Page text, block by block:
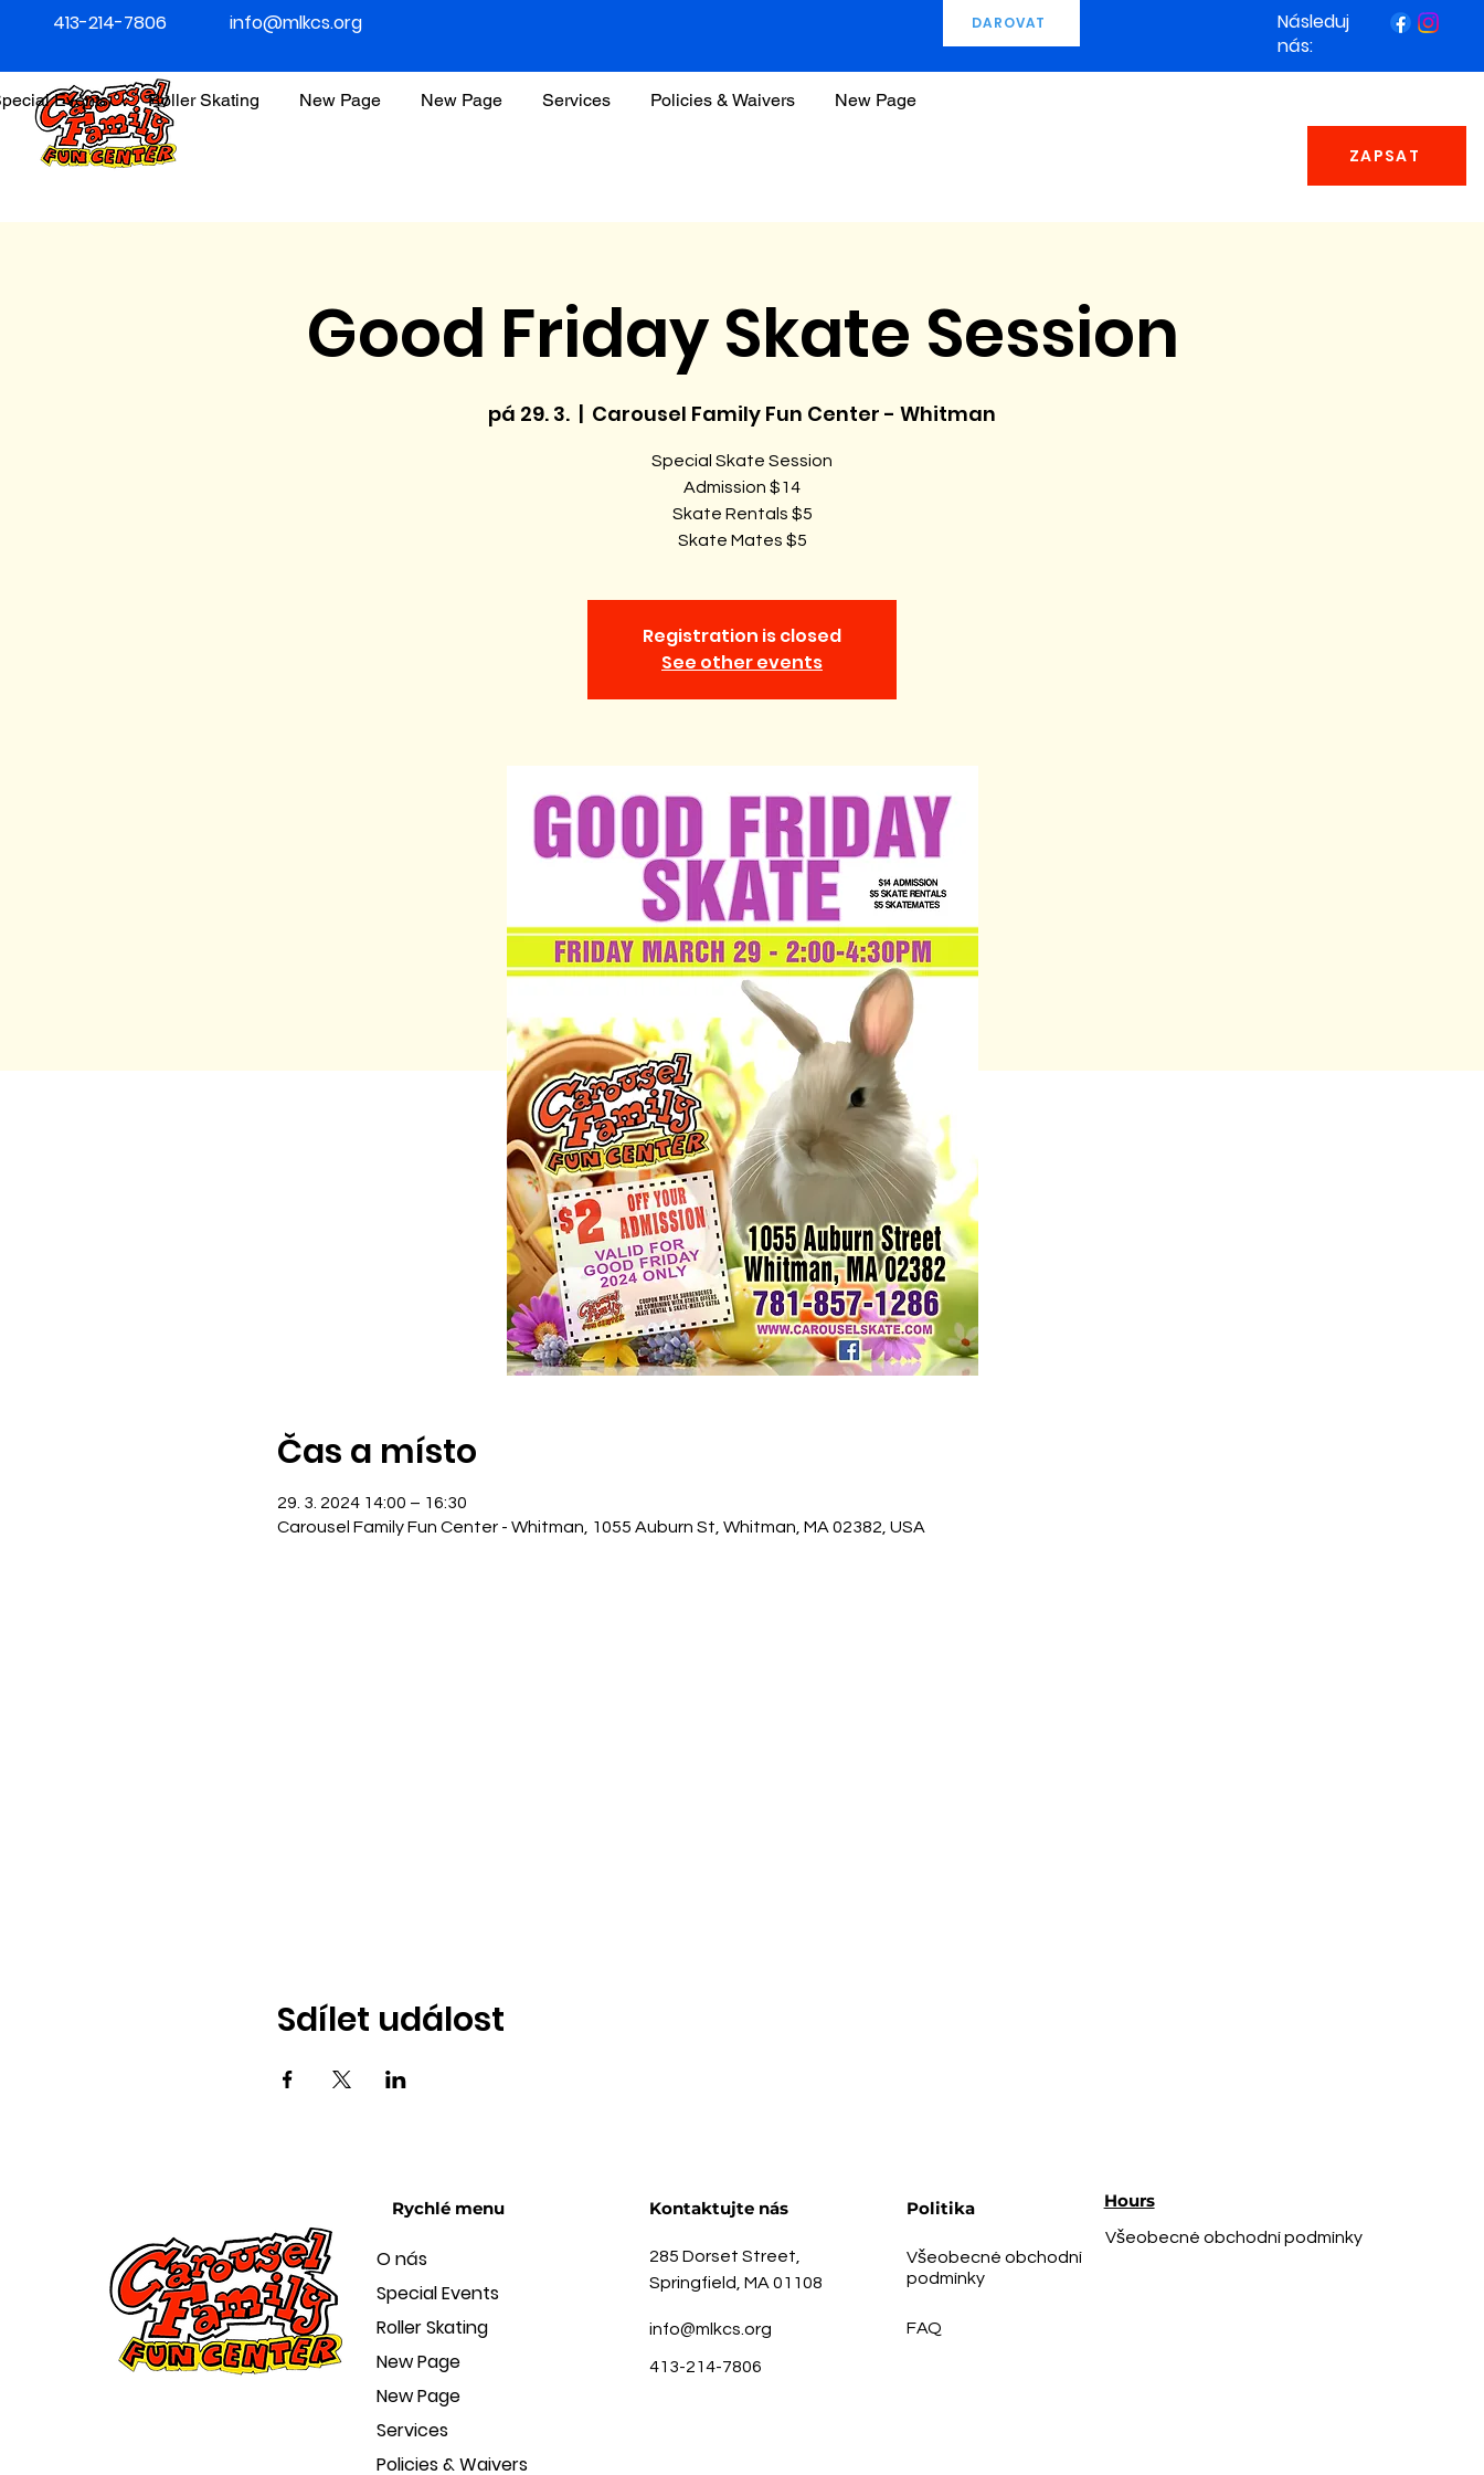
Events Roller Skating New Page New Page Services Policies & Waivers New Page
ZAPSAT
413-214-7806 info@mlkcs.org DAROVAT
Následuj
nás:
Good Friday Skate Session
pá 29. 3.
  |
Carousel Family Fun Center - Whitman
Special Skate Session
Admission $14
Skate Rentals $5
Skate Mates $5
Registration is closed
See other events
Čas a místo
29. 3. 2024 14:00 – 16:30
Carousel Family Fun Center - Whitman, 1055 Auburn St, Whitman, MA 02382, USA
Sdílet událost
Rychlé menu
O nás
Special Events
Roller Skating
New Page
New Page
Services
Policies & Waivers
Kontaktujte nás
285 Dorset Street,
Springfield, MA 01108
info@mlkcs.org
413-214-7806
Politika
Všeobecné obchodní
podmínky
FAQ
Hours
Všeobecné obchodní podmínky